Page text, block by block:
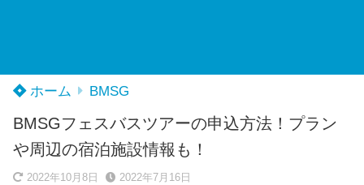
ホーム BMSG
BMSGフェスバスツアーの申込方法！プラン
や周辺の宿泊施設情報も！
2022年10月8日 2022年7月16日